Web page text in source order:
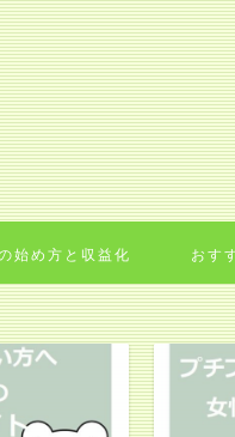
始め方と収益化 おす